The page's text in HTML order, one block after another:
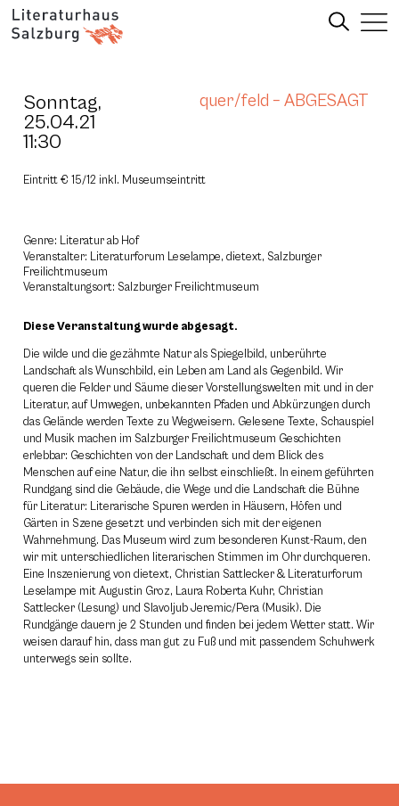
Sonntag,
25.04.21
11:30
quer/feld – ABGESAGT
Eintritt € 15/12 inkl. Museumseintritt
Genre: Literatur ab Hof
Veranstalter: Literaturforum Leselampe, dietext, Salzburger
Freilichtmuseum
Veranstaltungsort: Salzburger Freilichtmuseum
Diese Veranstaltung wurde abgesagt.
Die wilde und die gezähmte Natur als Spiegelbild, unberührte
Landschaft als Wunschbild, ein Leben am Land als Gegenbild. Wir
queren die Felder und Säume dieser Vorstellungswelten mit und in der
Literatur, auf Umwegen, unbekannten Pfaden und Abkürzungen durch
das Gelände werden Texte zu Wegweisern. Gelesene Texte, Schauspiel
und Musik machen im Salzburger Freilichtmuseum Geschichten
erlebbar: Geschichten von der Landschaft und dem Blick des
Menschen auf eine Natur, die ihn selbst einschließt. In einem geführten
Rundgang sind die Gebäude, die Wege und die Landschaft die Bühne
für Literatur: Literarische Spuren werden in Häusern, Höfen und
Gärten in Szene gesetzt und verbinden sich mit der eigenen
Wahrnehmung. Das Museum wird zum besonderen Kunst-Raum, den
wir mit unterschiedlichen literarischen Stimmen im Ohr durchqueren.
Eine Inszenierung von dietext, Christian Sattlecker & Literaturforum
Leselampe mit Augustin Groz, Laura Roberta Kuhr, Christian
Sattlecker (Lesung) und Slavoljub Jeremic/Pera (Musik). Die
Rundgänge dauern je 2 Stunden und finden bei jedem Wetter statt. Wir
weisen darauf hin, dass man gut zu Fuß und mit passendem Schuhwerk
unterwegs sein sollte.